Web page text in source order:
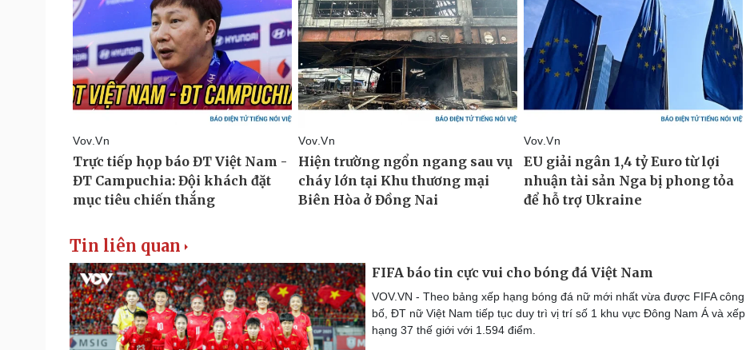
Tin liên quan
FIFA báo tin cực vui cho bóng đá Việt Nam
VOV.VN - Theo bảng xếp hạng bóng đá nữ mới nhất vừa được FIFA công
bố, ĐT nữ Việt Nam tiếp tục duy trì vị trí số 1 khu vực Đông Nam Á và xếp
hạng 37 thế giới với 1.594 điểm.